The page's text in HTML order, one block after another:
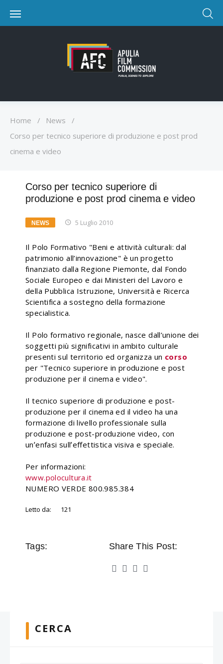
Home / News
/
Corso per tecnico superiore di produzione e post prod
cinema e video
Corso per tecnico superiore di
produzione e post prod cinema e video
NEWS 5 Luglio 2010
Il Polo Formativo "Beni e attività culturali: dal
patrimonio all’innovazione" è un progetto
finanziato dalla Regione Piemonte, dal Fondo
Sociale Europeo e dai Ministeri del Lavoro e
della Pubblica Istruzione, Università e Ricerca
Scientifica a sostegno della formazione
specialistica.
Il Polo formativo regionale, nasce dall’unione dei
soggetti più significativi in ambito culturale
presenti sul territorio ed organizza un corso
per "Tecnico superiore in produzione e post
produzione per il cinema e video".
Il tecnico superiore di produzione e post-
produzione per il cinema ed il video ha una
formazione di livello professionale sulla
produzione e post-produzione video, con
unʼenfasi sullʼeffettistica visiva e speciale.
Per informazioni:
www.polocultura.it
NUMERO VERDE 800.985.384
Letto da: 121
Tags: Share This Post:
CERCA